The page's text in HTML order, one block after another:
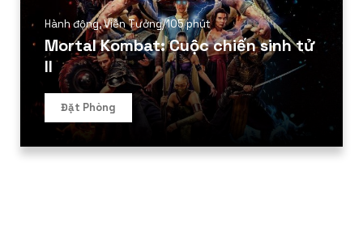
Hành động,Viễn Tưởng/105 phút
Mortal Kombat: Cuộc chiến sinh tử
II
Đặt Phòng